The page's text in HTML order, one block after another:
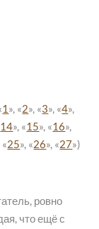
1 », «2», «3», «4»,
14», «15», «16»,
«25», «26», «27»)
ровно
что ещё с